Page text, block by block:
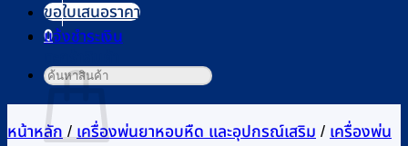
0
ขอใบเสนอราคา
แจ้งชำระเงิน
ค้นหา:
หน้าหลัก / เครื่องพ่นยาหอบหืด และอุปกรณ์เสริม / เครื่องพ่น